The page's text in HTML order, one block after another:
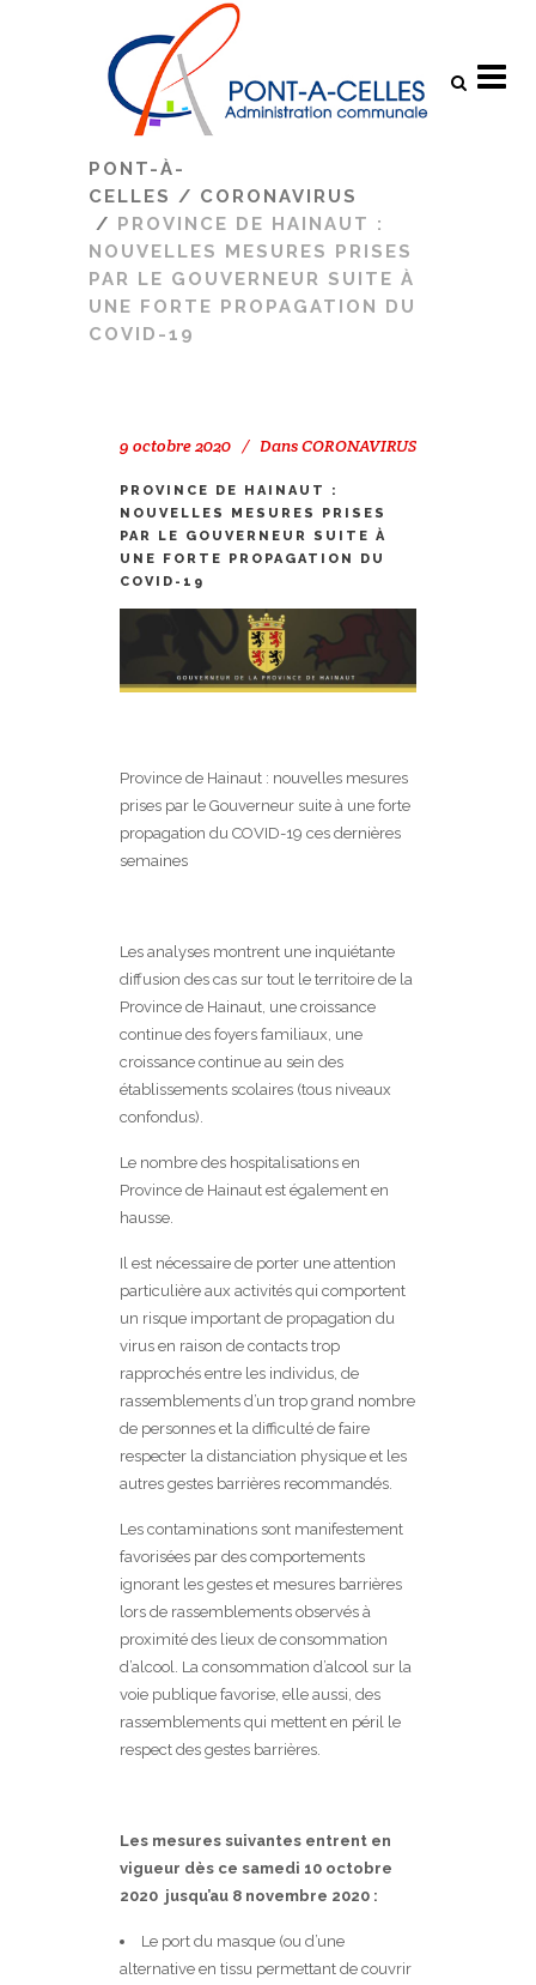
PONT-À-
CELLES / CORONAVIRUS
/ PROVINCE DE HAINAUT :
NOUVELLES MESURES PRISES
PAR LE GOUVERNEUR SUITE À
UNE FORTE PROPAGATION DU
COVID-19
9 octobre 2020 DansCORONAVIRUS
PROVINCE DE HAINAUT :
NOUVELLES MESURES PRISES
PAR LE GOUVERNEUR SUITE À
UNE FORTE PROPAGATION DU
COVID-19
Province de Hainaut : nouvelles mesures
prises par le Gouverneur suite à une forte
propagation du COVID-19 ces dernières
semaines
Les analyses montrent une inquiétante
diffusion des cas sur tout le territoire de la
Province de Hainaut, une croissance
continue des foyers familiaux, une
croissance continue au sein des
établissements scolaires (tous niveaux
confondus).
Le nombre des hospitalisations en
Province de Hainaut est également en
hausse.
Il est nécessaire de porter une attention
particulière aux activités qui comportent
un risque important de propagation du
virus en raison de contacts trop
rapprochés entre les individus, de
rassemblements d’un trop grand nombre
de personnes et la difficulté de faire
respecter la distanciation physique et les
autres gestes barrières recommandés.
Les contaminations sont manifestement
favorisées par des comportements
ignorant les gestes et mesures barrières
lors de rassemblements observés à
proximité des lieux de consommation
d’alcool. La consommation d’alcool sur la
voie publique favorise, elle aussi, des
rassemblements qui mettent en péril le
respect des gestes barrières.
Les mesures suivantes entrent en
vigueur dès ce samedi 10 octobre
2020 jusqu’au 8 novembre 2020 :
Le port du masque (ou d’une
alternative en tissu permettant de couvrir